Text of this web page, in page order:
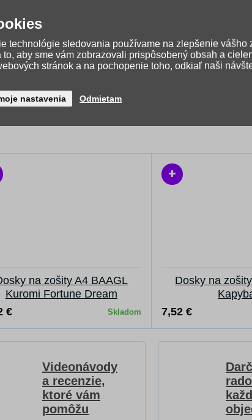
na zošity A4 BAAGL
Kuromi Fortune Dream
€
Skladom
Dosky na
7,52 €
Videonávody
a recenzie,
ktoré vám
pomôžu
technológie sledovania používame na zlepšenie vášho
aby sme vám zobrazovali prispôsobený obsah a
stránok a na pochopenie toho, odkiaľ naši
nastavenia Odmietam